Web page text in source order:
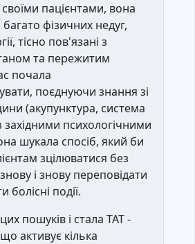
пацієнтами, вона
фізичних недуг,
тісно пов'язані з
та пережитим
почала
поєднуючи знання зі
(акупунктура, система
західними психологічними
шукала спосіб, який би
зцілюватися без
і знову переповідати
події.
пошуків і стала ТАТ -
активує кілька